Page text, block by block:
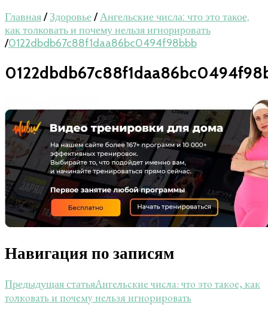
Главная/ Здоровье/Ангельские числа: что это такое,
как толковать и почему нельзя игнорировать
/0122dbdb67c88f1daa86bc0494f98bbb
Навигация по записям
Предыдущая статьяАнгельские числа: что это такое, как
толковать и почему нельзя игнорировать